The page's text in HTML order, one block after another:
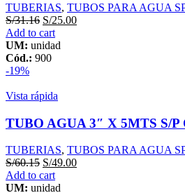
TUBERIAS, TUBOS PARA AGUA
S/31.16 S/25.00
Add to cart
UM: unidad
Cód.: 900
-19%
Vista rápida
TUBO AGUA 3″ X 5MTS S/P
TUBERIAS, TUBOS PARA AGUA
S/60.15 S/49.00
Add to cart
UM: unidad